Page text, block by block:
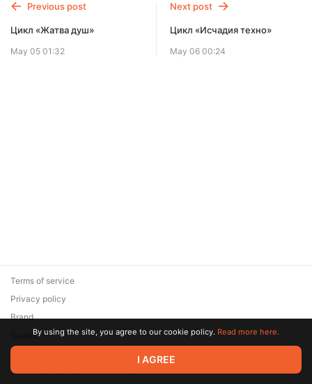
$1.94 per month
Billed every 12 months.
The discount applies to the first 12 months only.
Previous post
Цикл «Жатва душ»
May 05 01:32
Next post
Цикл «Исчадия техно»
May 06 00:24
© 2026 Zaya Solutions Limited. All rights reserved. All trademarks
are the property of their respective owners.
Terms of service
Privacy policy
Brand
SupportBy using the site, you agree to our cookie policy. Read more here.
I AGREE